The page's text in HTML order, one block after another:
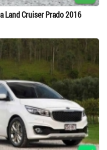
Land Cruiser Prado 2016